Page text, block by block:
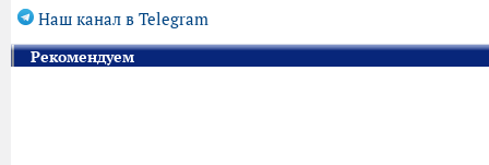
Наш канал в Telegram
Рекомендуем